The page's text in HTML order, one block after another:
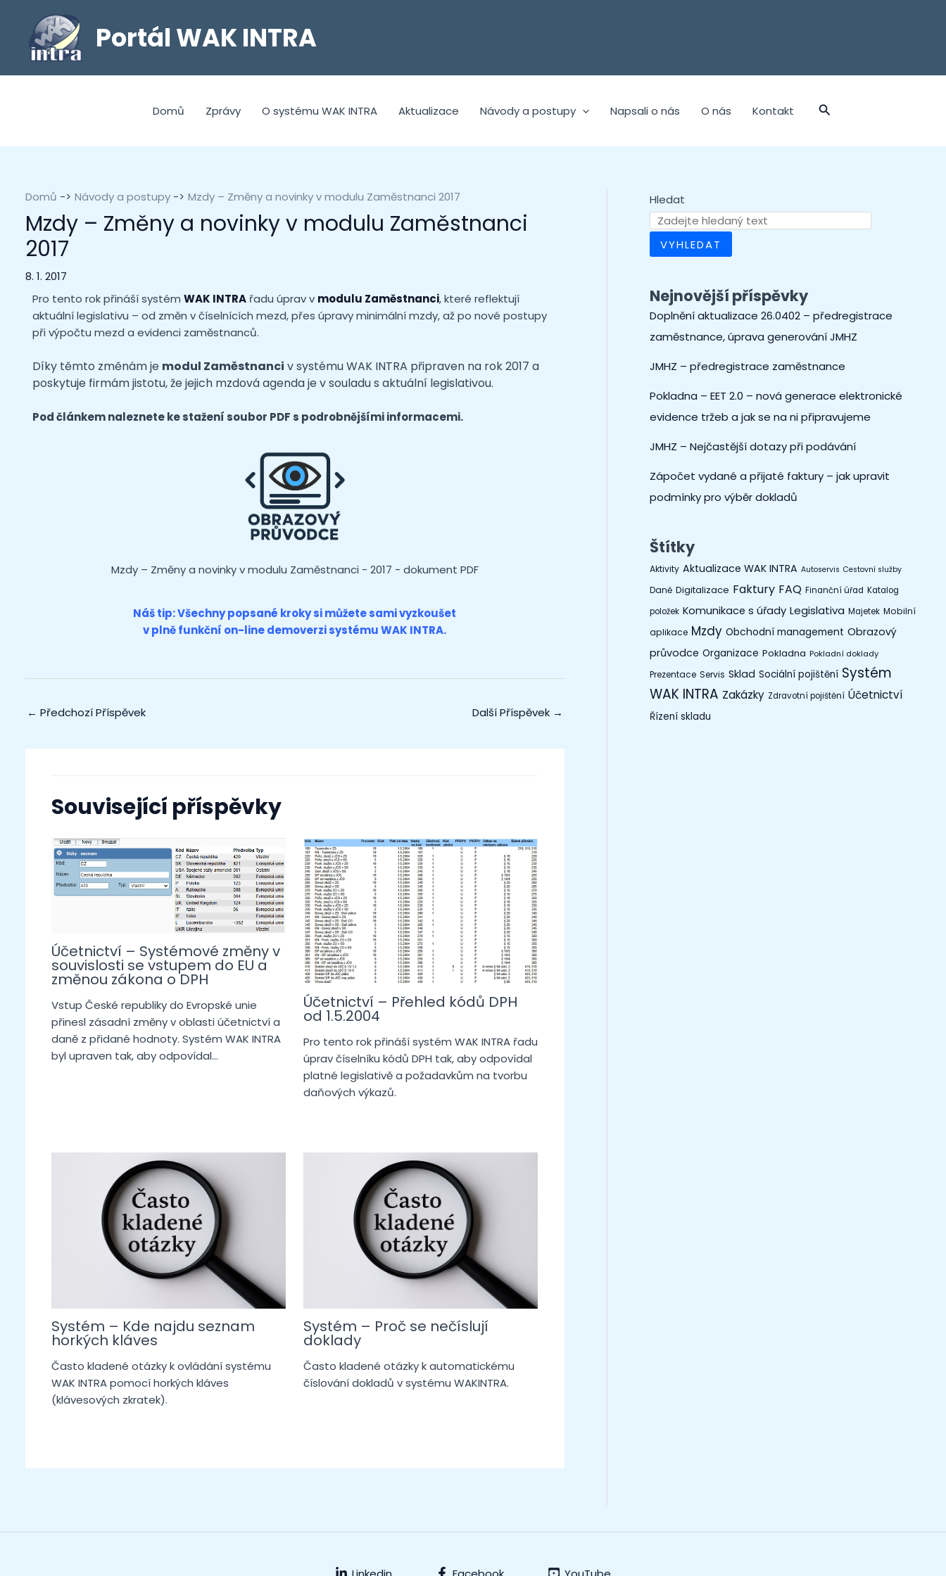
Portál WAK INTRA
Domů Zprávy O systému WAK INTRA Aktualizace Návody a postupy Napsali o nás O nás Kontakt
Domů Návody a postupy Mzdy – Změny a novinky v modulu Zaměstnanci 2017
Mzdy – Změny a novinky v modulu Zaměstnanci
2017
8. 1. 2017
Pro tento rok přináší systém WAK INTRAřadu úprav v modulu Zaměstnanci, které reflektují
aktuální legislativu – od změn v číselnících mezd, přes úpravy minimální mzdy, až po nové postupy
při výpočtu mezd a evidenci zaměstnanců.
Díky těmto změnám je modul Zaměstnanci v systému WAK INTRA připraven na rok 2017 a
poskytuje firmám jistotu, že jejich mzdová agenda je v souladu s aktuální legislativou.
Pod článkem naleznete ke stažení soubor PDF s podrobnějšími informacemi.
Mzdy – Změny a novinky v modulu Zaměstnanci - 2017 - dokument PDF
Náš tip: Všechny popsané kroky si můžete sami vyzkoušet
v plně funkční on-linedemoverzisystému WAK INTRA.
← Předchozí Příspěvek Další Příspěvek →
Související příspěvky
Účetnictví – Systémové změny v
souvislosti se vstupem do EU a
změnou zákona o DPH
Vstup České republiky do Evropské unie
přinesl zásadní změny v oblasti účetnictví a
daně z přidané hodnoty. Systém WAK INTRA
byl upraven tak, aby odpovídal…
Účetnictví – Přehled kódů DPH
od 1.5.2004
Pro tento rok přináší systém WAK INTRA řadu
úprav číselníku kódů DPH tak, aby odpovídal
platné legislativě a požadavkům na tvorbu
daňových výkazů.
Systém – Kde najdu seznam
horkých kláves
Často kladené otázky k ovládání systému
WAK INTRA pomocí horkých kláves
(klávesových zkratek).
Systém – Proč se nečíslují
doklady
Často kladené otázky k automatickému
číslování dokladů v systému WAKINTRA.
Hledat
VYHLEDAT
Nejnovější příspěvky
Doplnění aktualizace 26.0402 – předregistrace
zaměstnance, úprava generování JMHZ
JMHZ – předregistrace zaměstnance
Pokladna – EET 2.0 – nová generace elektronické
evidence tržeb a jak se na ni připravujeme
JMHZ – Nejčastější dotazy při podávání
Zápočet vydané a přijaté faktury – jak upravit
podmínky pro výběr dokladů
Štítky
Aktivity Aktualizace WAK INTRA Autoservis Cestovní služby
Daně Digitalizace Faktury FAQ Finanční úřad Katalog
položek Komunikace s úřady Legislativa Majetek Mobilní
aplikace Mzdy Obchodní management Obrazový
průvodce Organizace Pokladna Pokladní doklady
Prezentace Servis Sklad Sociální pojištění Systém
WAK INTRA Zakázky Zdravotní pojištění Účetnictví
Řízení skladu